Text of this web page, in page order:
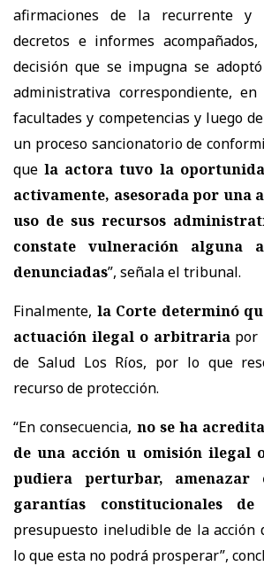
afirmaciones de la recurrente y
decretos e informes
decisión que se impugna se
administrativa correspondiente,
facultades y competencias y luego
un proceso sancionatorio de
que la actora tuvo la
activamente, asesorada por una
uso de sus recursos
constate vulneración alguna
denunciadas”, señala el tribunal.
Finalmente, la Corte determinó
actuación ilegal o arbitrariapor
de Salud Los Ríos, por lo que
recurso de protección.
“En consecuencia, no se ha
de una acción u omisión ilegal
pudiera perturbar,
garantías constitucionales
presupuesto ineludible de la acción
lo que esta no podrá prosperar”,